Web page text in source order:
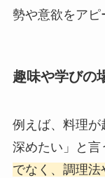
勢や意欲をアピ
趣味や学びの
例えば、料理が
深めたい」と言
でなく、調理